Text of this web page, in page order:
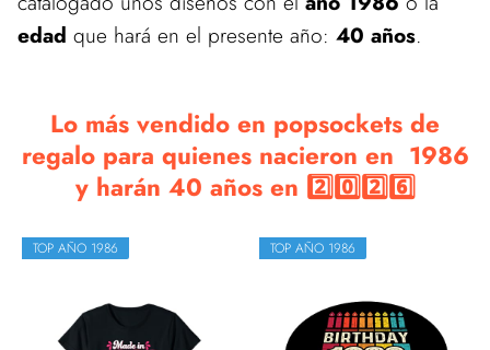
edad que hará en el presente año: 40 años.
Lo más vendido en popsockets de
regalo para quienes nacieron en 1986
y harán 40 años en 2️⃣0️⃣2️⃣6️⃣
TOP AÑO 1986 TOP AÑO 1986